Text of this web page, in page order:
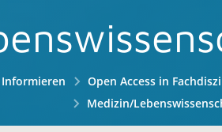
Informieren
Open Access in
Medizin/